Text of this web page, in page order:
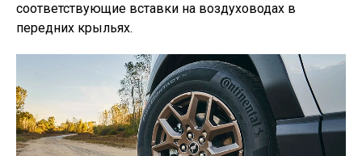
соответствующие вставки на воздуховодах в
передних крыльях.